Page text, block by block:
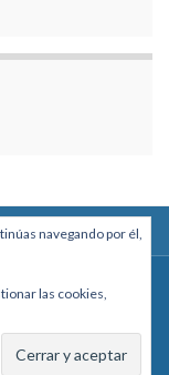
Mezzanine, Of. 101
navegando por él,
las cookies,